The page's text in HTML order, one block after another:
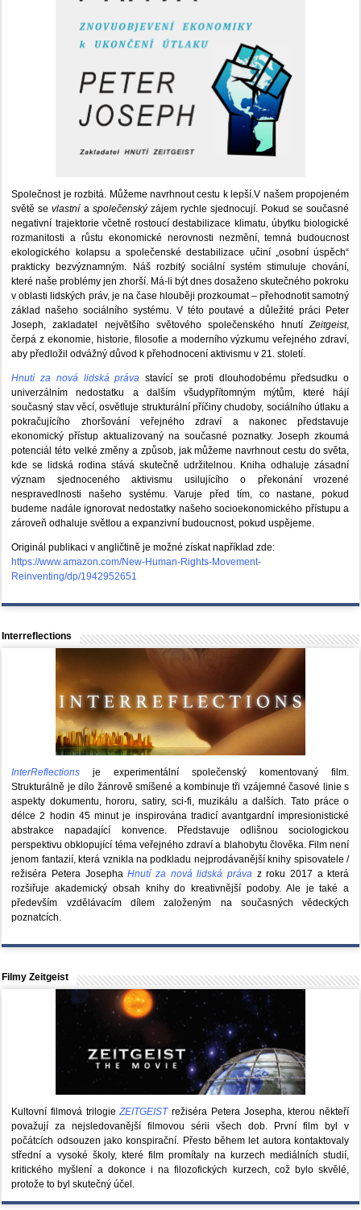
Společnost je rozbitá. Můžeme navrhnout cestu k lepší.V našem propojeném
světě sevlastní a společenskýzájem rychle sjednocují. Pokud se současné
negativní trajektorie včetně rostoucí destabilizace klimatu, úbytku biologické
rozmanitosti a růstu ekonomické nerovnosti nezmění, temná budoucnost
ekologického kolapsu a společenské destabilizace učiní „osobní úspěch“
prakticky bezvýznamným. Náš rozbitý sociální systém stimuluje chování,
které naše problémy jen zhorší. Má-li být dnes dosaženo skutečného pokroku
v oblasti lidských práv, je na čase hlouběji prozkoumat – přehodnotit samotný
základ našeho sociálního systému. V této poutavé a důležité práci Peter
Joseph, zakladatel největšího světového společenského hnutíZeitgeist,
čerpá z ekonomie, historie, filosofie a moderního výzkumu veřejného zdraví,
aby předložil odvážný důvod k přehodnocení aktivismu v 21. století.
Hnutí za nová lidská práva stavící se proti dlouhodobému předsudku o
univerzálním nedostatku a dalším všudypřítomným mýtům, které hájí
současný stav věcí, osvětluje strukturální příčiny chudoby, sociálního útlaku a
pokračujícího zhoršování veřejného zdraví a nakonec představuje
ekonomický přístup aktualizovaný na současné poznatky. Joseph zkoumá
potenciál této velké změny a způsob, jak můžeme navrhnout cestu do světa,
kde se lidská rodina stává skutečně udržitelnou. Kniha odhaluje zásadní
význam sjednoceného aktivismu usilujícího o překonání vrozené
nespravedlnosti našeho systému. Varuje před tím, co nastane, pokud
budeme nadále ignorovat nedostatky našeho socioekonomického přístupu a
zároveň odhaluje světlou a expanzivní budoucnost, pokud uspějeme.
Originál publikaci v angličtině je možné získat například zde:
https://www.amazon.com/New-Human-Rights-Movement-
Reinventing/dp/1942952651
Interreflections
InterReflections je experimentální společenský komentovaný film.
Strukturálně je dílo žánrově smíšené a kombinuje tři vzájemné časové linie s
aspekty dokumentu, hororu, satiry, sci-fi, muzikálu a dalších. Tato práce o
délce 2 hodin 45 minut je inspirována tradicí avantgardní impresionistické
abstrakce napadající konvence. Představuje odlišnou sociologickou
perspektivu obklopující téma veřejného zdraví a blahobytu člověka. Film není
jenom fantazií, která vznikla na podkladu nejprodávanější knihy spisovatele /
režiséra Petera JosephaHnutí za nová lidská právaz roku 2017 a která
rozšiřuje akademický obsah knihy do kreativnější podoby. Ale je také a
především vzdělávacím dílem založeným na současných vědeckých
poznatcích.
Filmy Zeitgeist
Kultovní filmová trilogieZEITGEISTrežiséra Petera Josepha, kterou někteří
považují za nejsledovanější filmovou sérii všech dob. První film byl v
počátcích odsouzen jako konspirační. Přesto během let autora kontaktovaly
střední a vysoké školy, které film promítaly na kurzech mediálních studií,
kritického myšlení a dokonce i na filozofických kurzech, což bylo skvělé,
protože to byl skutečný účel.